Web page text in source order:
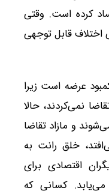
کرده است. وقتی
اختلاف قابل توجهی
عرضه است زیرا
نمی‌کردند، حالا
و مازاد تقاضا
خلق رانت به
اقتصادی برای
کسانی که